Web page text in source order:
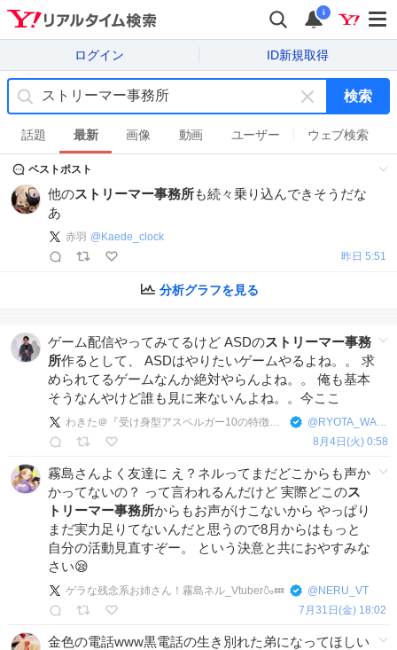
i
ログイン ID新規取得
キ
ー
ワ
ド
検索
話題 最新 画像 動画 ユーザー ウェブ検索
ベストポスト
他のストリーマー事務所も続々乗り込んできそうだな
あ
赤羽 @ Kaede_clock
昨日 5:51
分析グラフを見る
ゲーム配信やってみてるけど ASDのストリーマー事務
所作るとして、 ASDはやりたいゲームやるよね。。 求
められてるゲームなんか絶対やらんよね。。 俺も基本
そうなんやけど誰も見に来ないんよね。。今ここ
わきた＠『受け身型アスペルガー10の特徴』発売中 @ RYOTA_WAKITA
8月4日(火) 0:58
霧島さんよく友達に え？ネルってまだどこからも声か
かってないの？ って言われるんだけど 実際どこのス
トリーマー事務所からもお声がけこないから やっぱり
まだ実力足りてないんだと思うので8月からはもっと
自分の活動見直すぞー。 という決意と共におやすみな
さい😪
ゲラな残念系お姉さん！霧島ネル_Vtuber🍶💤 @ NERU_VT
7月31日(金) 18:02
金色の電話www黒電話の生き別れた弟になってほしい